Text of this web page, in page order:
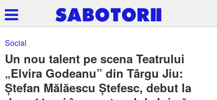
Social
Un nou talent pe scena Teatrului
„Elvira Godeanu” din Târgu Jiu:
Ștefan Mălăescu Ștefesc, debut la